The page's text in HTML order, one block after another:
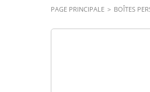
PAGE PRINCIPALE BOÎTES